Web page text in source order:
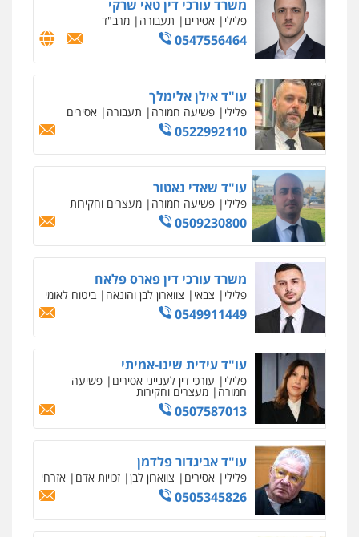
עו"ד נס בן נתן
פלילי כלכלי פשיעה חמורה נוער
0505555110
עו"ד משה פלמור
פלילי כלכלי צווארון לבן עורכי דין לענייני
אסירים
0549732303
סלימאן אבו שעירה – משרד עורכי דין
פלילי בטחוני צבאי נזיקין
0547780927
עו"ד אסף גונן
פלילי פשע חמור תעבורה צבא מעצרים
וחקירות
0542255161
גל דהן – משרד עורך דין פלילי
פלילי פשיעה חמורה סמים מעצרים
וחקירות
0544723840
עו"ד ראוף נג'אר
פלילי עורכי דין לענייני אסירים מעצרים
סמים רכוש
0548009246